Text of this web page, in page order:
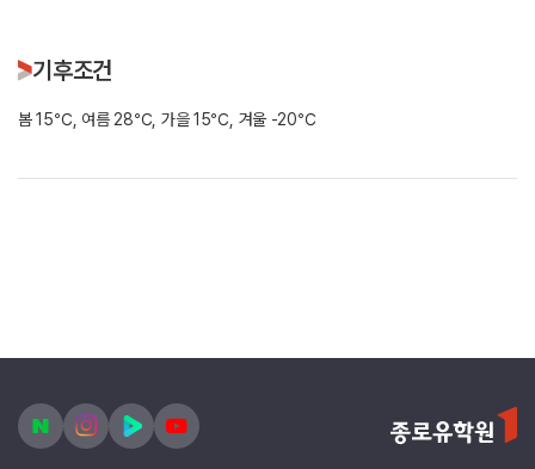
기후조건
봄 15℃, 여름 28℃, 가을 15℃, 겨울 -20℃